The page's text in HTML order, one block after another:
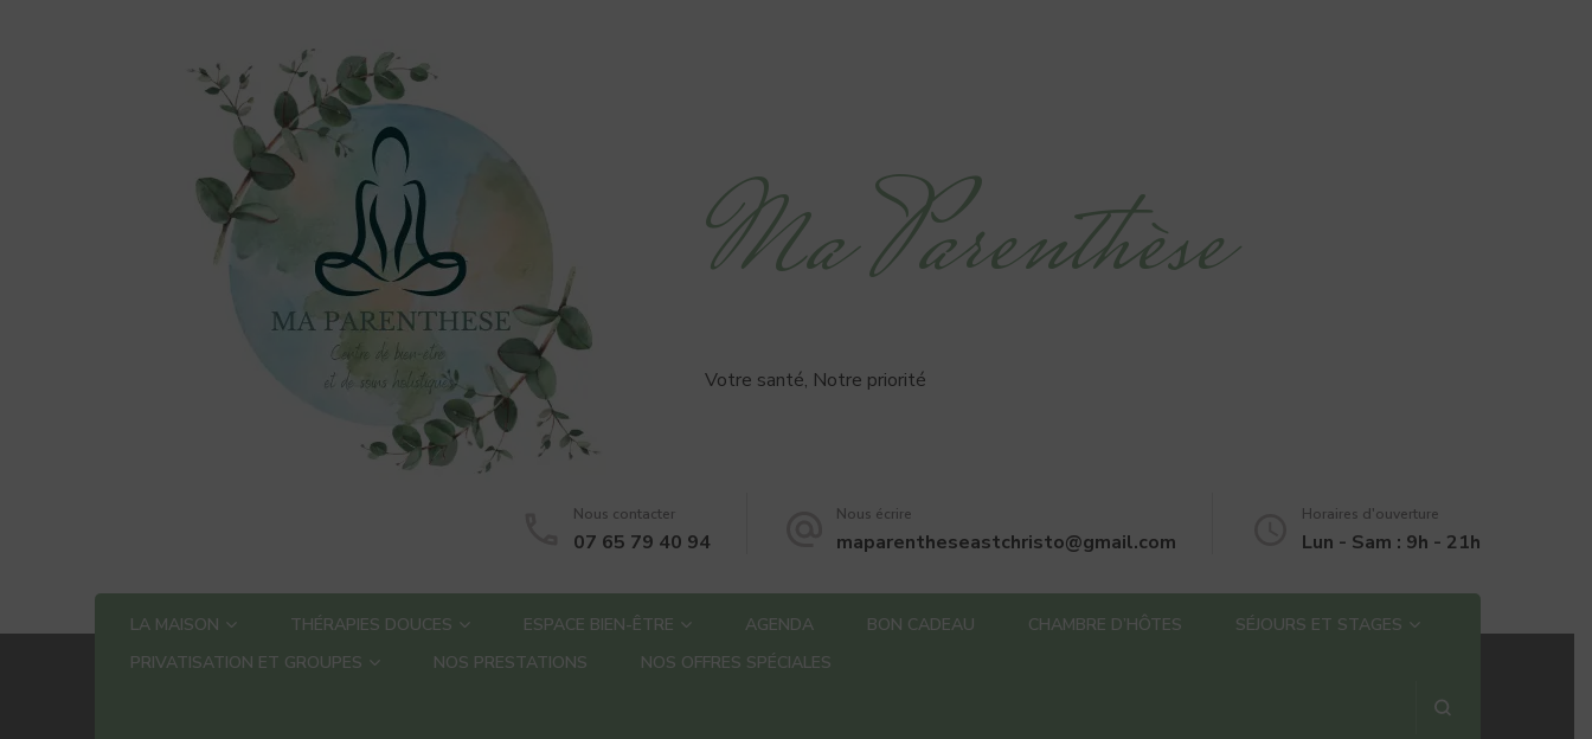
Ma Parenthèse
Votre santé, Notre priorité
Nous contacter
07 65 79 40 94
Nous écrire
maparentheseastchristo@gmail.com
Horaires d'ouverture
Lun - Sam : 9h - 21h
LA MAISON THÉRAPIES DOUCES ESPACE BIEN-ÊTRE AGENDA BON CADEAU CHAMBRE D’HÔTES
SÉJOURS ET STAGES
PRIVATISATION ET GROUPES
NOS PRESTATIONS NOS OFFRES SPÉCIALES